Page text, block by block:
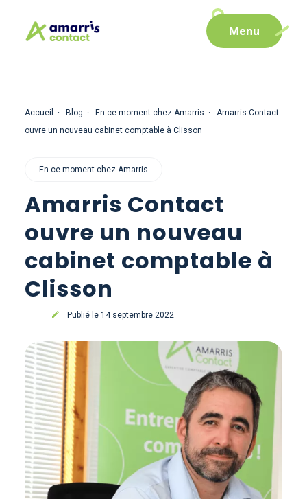
au
contenu
Menu
Accueil Blog En ce moment chez Amarris
Amarris Contact
ouvre un nouveau cabinet comptable à Clisson
En ce moment chez Amarris
Amarris Contact
ouvre un nouveau
cabinet comptable à
Clisson
Publié le 14 septembre 2022